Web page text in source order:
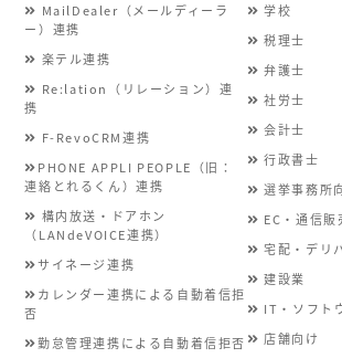
MailDealer（メールディーラ
ー）連携
楽テル連携
Re:lation（リレーション）連
携
F-RevoCRM連携
PHONE APPLI PEOPLE（旧：
連絡とれるくん）連携
構内放送・ドアホン
（LANdeVOICE連携）
サイネージ連携
カレンダー連携による自動着信拒
否
勤怠管理連携による自動着信拒否
学校
税理士
弁護士
社労士
会計士
行政書士
選挙事務所
EC・通信販
宅配・デリ
建設業
IT・ソフト
店舗向け